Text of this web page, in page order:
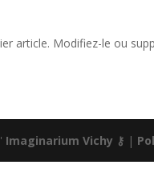
article. Modifiez-le ou
Imaginarium Vichy ⚷ |